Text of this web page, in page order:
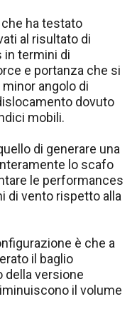
ha testato
al risultato di
in termini di
e portanza che si
angolo di
dovuto
mobili.
di generare una
lo scafo
le performances
di vento rispetto alla
è che a
il baglio
della versione
il volume